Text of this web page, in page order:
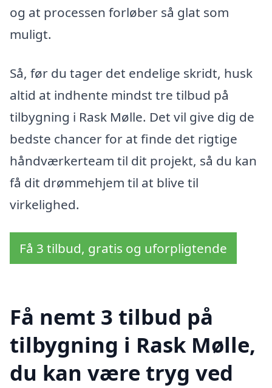
og at processen forløber så glat som
muligt.
Så, før du tager det endelige skridt, husk
altid at indhente mindst tre tilbud på
tilbygning i Rask Mølle. Det vil give dig de
bedste chancer for at finde det rigtige
håndværkerteam til dit projekt, så du kan
få dit drømmehjem til at blive til
virkelighed.
Få 3 tilbud, gratis og uforpligtende
Få nemt 3 tilbud på
tilbygning i Rask Mølle,
du kan være tryg ved